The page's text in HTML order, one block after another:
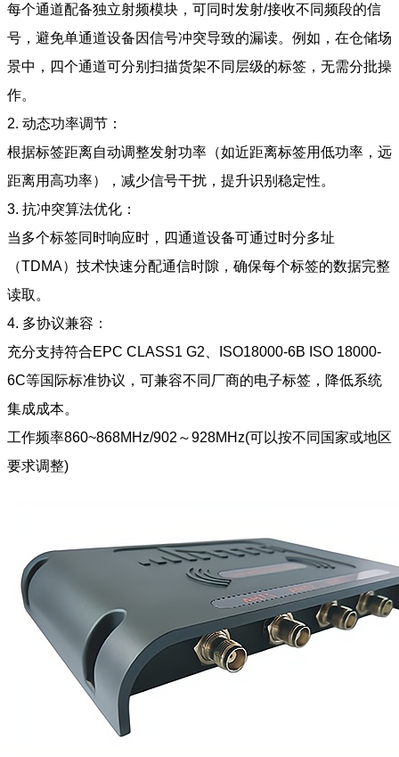
每个通道配备独立射频模块，可同时发射/接收不同频段的信
号，避免单通道设备因信号冲突导致的漏读。例如，在仓储场
景中，四个通道可分别扫描货架不同层级的标签，无需分批操
作。
2. 动态功率调节：
根据标签距离自动调整发射功率（如近距离标签用低功率，远
距离用高功率），减少信号干扰，提升识别稳定性。
3. 抗冲突算法优化：
当多个标签同时响应时，四通道设备可通过时分多址
（TDMA）技术快速分配通信时隙，确保每个标签的数据完整
读取。
4. 多协议兼容：
充分支持符合EPC CLASS1 G2、ISO18000-6B ISO 18000-
6C等国际标准协议，可兼容不同厂商的电子标签，降低系统
集成成本。
工作频率860~868MHz/902～928MHz(可以按不同国家或地区
要求调整)